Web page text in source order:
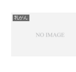
乳がん